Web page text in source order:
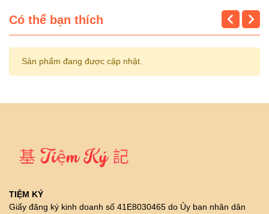
Có thể bạn thích
Sản phẩm đang được cập nhật.
TIỆM KÝ
Giấy đăng ký kinh doanh số 41E8030465 do Ủy ban nhân dân